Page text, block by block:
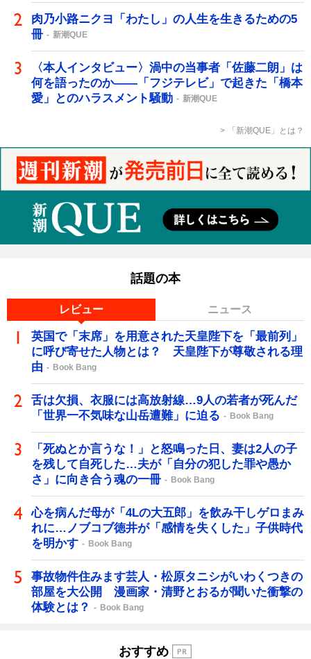
肉乃小路ニクヨ「わたし」の人生を生きるための5
冊
新潮QUE
〈本人インタビュー〉渦中の当事者「佐藤二朗」は
何を語ったのか――「フジテレビ」で起きた「橋本
愛」とのハラスメント騒動
新潮QUE
「新潮QUE」とは？
話題の本
レビュー ニュース
英国で「末席」を用意された天皇陛下を「最前列」
に呼び寄せた人物とは？ 天皇陛下が尊敬される理
由
Book Bang
舌は欠損、衣服には高放射線…9人の若者が死んだ
「世界一不気味な山岳遭難」に迫る
Book Bang
「死ぬとか言うな！」と怒鳴った日、妻は2人の子
を残して自死した…夫が「自分の犯した罪や愚か
さ」に向き合う魂の一冊
Book Bang
心を病んだ母が「4Lの大五郎」を飲み干しゲロまみ
れに…ノブコブ徳井が「感情を失くした」子供時代
を明かす
Book Bang
事故物件住みます芸人・松原タニシがいわくつきの
部屋を大公開 漫画家・清野とおるが聞いた衝撃の
体験とは？
Book Bang
おすすめ